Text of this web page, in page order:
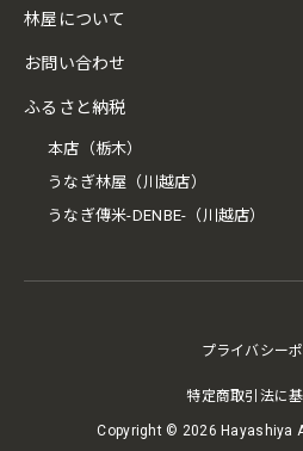
林屋について
お問い合わせ
ふるさと納税
本店（栃木）
うなぎ林屋（川越店）
うなぎ傳米-DENBE-（川越店）
プライバシー
特定商取引法に
Copyright © 2026 Hayashiya